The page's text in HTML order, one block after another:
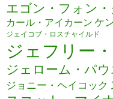
エゴン・フォン
カール・アイカーン ケ
ジェイコブ・ロスチャイルド
ジェフリー
ジェローム・パ
ジョニー・ヘイコック